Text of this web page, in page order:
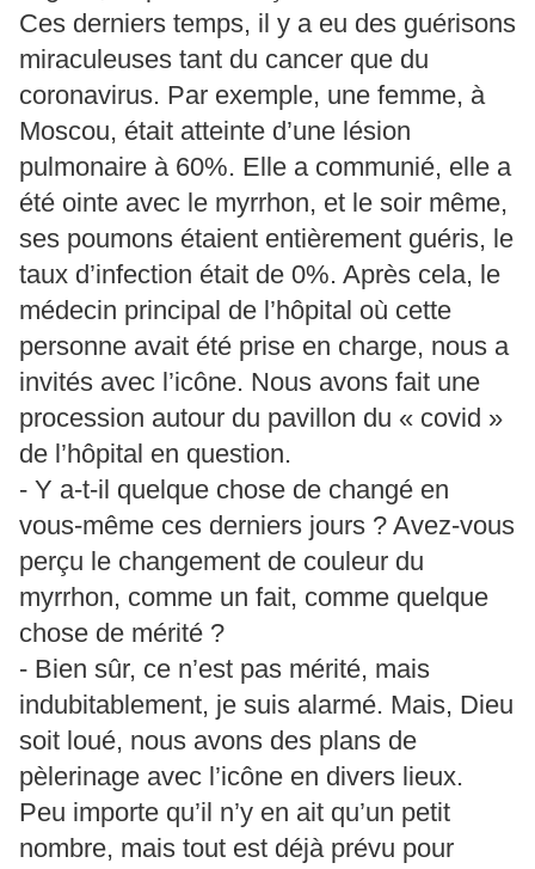
Ces derniers temps, il y a eu des guérisons
miraculeuses tant du cancer que du
coronavirus. Par exemple, une femme, à
Moscou, était atteinte d’une lésion
pulmonaire à 60%. Elle a communié, elle a
été ointe avec le myrrhon, et le soir même,
ses poumons étaient entièrement guéris, le
taux d’infection était de 0%. Après cela, le
médecin principal de l’hôpital où cette
personne avait été prise en charge, nous a
invités avec l’icône. Nous avons fait une
procession autour du pavillon du « covid »
de l’hôpital en question.
- Y a-t-il quelque chose de changé en
vous-même ces derniers jours ? Avez-vous
perçu le changement de couleur du
myrrhon, comme un fait, comme quelque
chose de mérité ?
- Bien sûr, ce n’est pas mérité, mais
indubitablement, je suis alarmé. Mais, Dieu
soit loué, nous avons des plans de
pèlerinage avec l’icône en divers lieux.
Peu importe qu’il n’y en ait qu’un petit
nombre, mais tout est déjà prévu pour